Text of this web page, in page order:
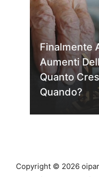
Finalmente
Aumenti
Quanto
Quando?
Copyright © 2026